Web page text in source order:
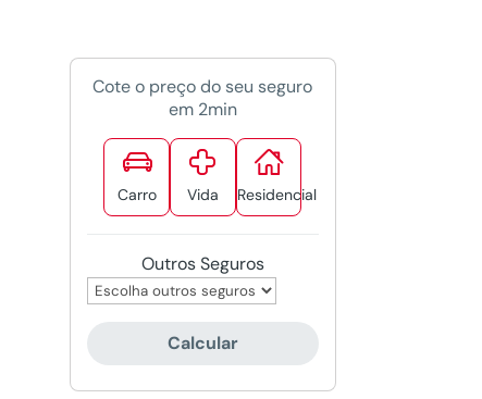
Cote o preço do seu seguro
em 2min

Carro

Vida

Residencial
Outros Seguros
Calcular